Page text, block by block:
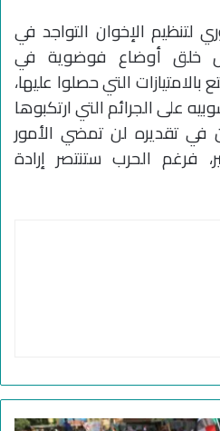
الإخوان التواجد في
خلق أوضاع فوضوية في
التي حصلوا عليها،
على الجرائم التي ارتكبوها
تقديره لن تمضي الأمور
فرغم الحرب ستنتصر إرادة